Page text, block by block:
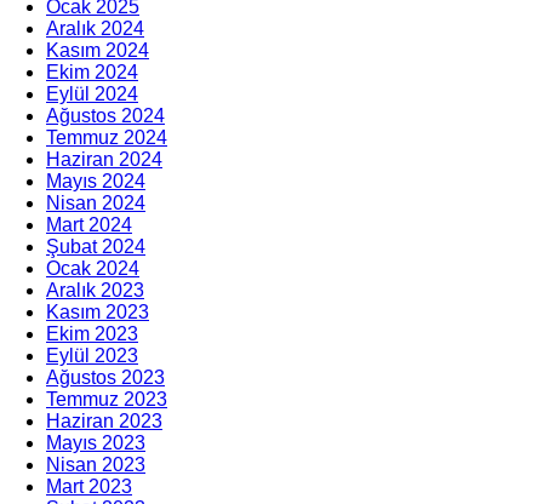
Ocak 2025
Aralık 2024
Kasım 2024
Ekim 2024
Eylül 2024
Ağustos 2024
Temmuz 2024
Haziran 2024
Mayıs 2024
Nisan 2024
Mart 2024
Şubat 2024
Ocak 2024
Aralık 2023
Kasım 2023
Ekim 2023
Eylül 2023
Ağustos 2023
Temmuz 2023
Haziran 2023
Mayıs 2023
Nisan 2023
Mart 2023